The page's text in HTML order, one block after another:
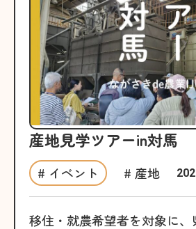
産地見学ツアーin対馬
# イベント # 産地
移住・就農希望者を対象に